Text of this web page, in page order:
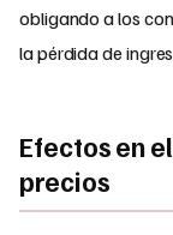
obligando a los
la pérdida de
Efectos en
precios